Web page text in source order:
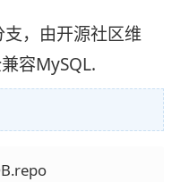
，由开源社区维
容MySQL.